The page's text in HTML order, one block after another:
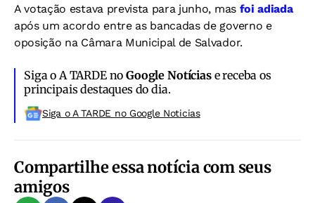
A votação estava prevista para junho, mas foi adiada
após um acordo entre as bancadas de governo e
oposição na Câmara Municipal de Salvador.
Siga o A TARDE noGoogle Notíciase receba os
principais destaques do dia.
Siga o A TARDE no Google Noticias
Compartilhe essa notícia com seus
amigos